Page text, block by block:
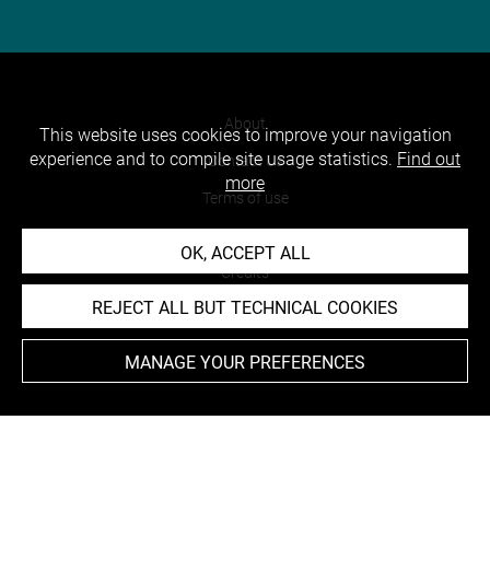
About
Contact Us
Terms of use
Cookies
Credits
Accessibility : non compliant
This website uses cookies to improve your navigation
experience and to compile site usage statistics. Find out
more
OK, ACCEPT ALL
REJECT ALL BUT TECHNICAL COOKIES
MANAGE YOUR PREFERENCES